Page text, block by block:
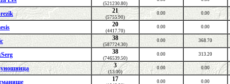
(521230.80)
21
(5755.90)
0.00 0.00
20
(4417.70)
0.00 0.00
38
(587724.30)
0.00 368.70
38
(746539.50)
0.00 313.20
3
(13.00)
0.00 0.00
17 0.00 0.00